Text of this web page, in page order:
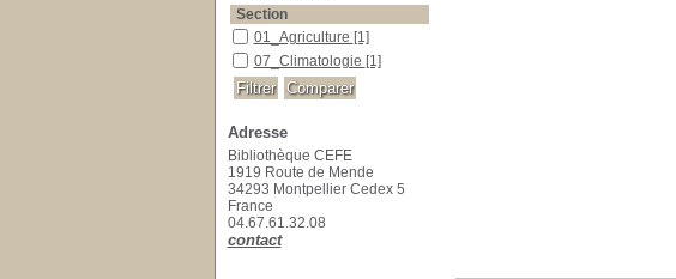
Section
01_Agriculture
01_Agriculture [1]
07_Climatologie
07_Climatologie [1]
Adresse
Bibliothèque CEFE
1919 Route de Mende
34293 Montpellier Cedex 5
France
04.67.61.32.08
contact